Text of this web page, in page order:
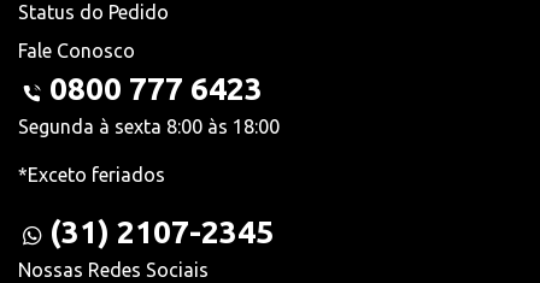
Status do Pedido
Fale Conosco
0800 777 6423
Segunda à sexta 8:00 às 18:00
*Exceto feriados
(31) 2107-2345
Nossas Redes Sociais